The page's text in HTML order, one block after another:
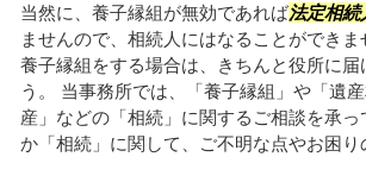
当然に、養子縁組が無効であれば法定相続
ませんので、相続人にはなることができま
養子縁組をする場合は、きちんと役所に届
う。 当事務所では、「養子縁組」や「遺
産」などの「相続」に関するご相談を承っ
か「相続」に関して、ご不明な点やお困り